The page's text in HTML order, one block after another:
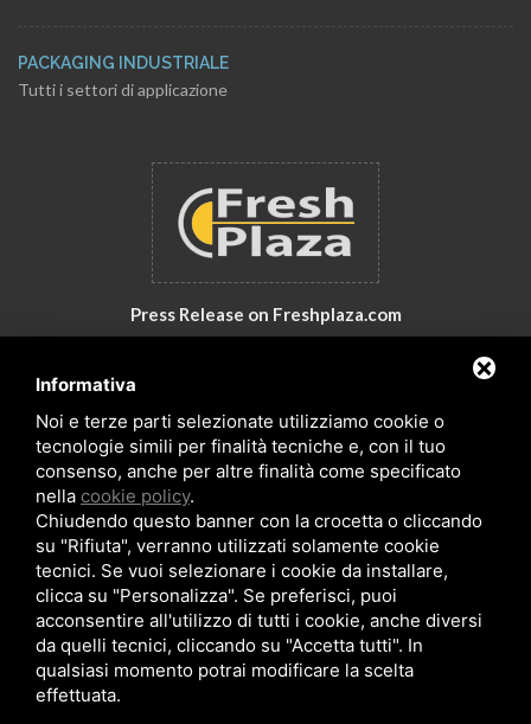
PACKAGING INDUSTRIALE
Tutti i settori di applicazione
Press Release on Freshplaza.com
Copyrights © 2026 All Rights Reserved by GNA Srl
Sitemap / Privacy Policy / Rna trasparenza aiuti
Informativa
Noi e terze parti selezionate utilizziamo cookie o
tecnologie simili per finalità tecniche e, con il tuo
consenso, anche per altre finalità come specificato
nella cookie policy.
Chiudendo questo banner con la crocetta o cliccando
su "Rifiuta", verranno utilizzati solamente cookie
tecnici. Se vuoi selezionare i cookie da installare,
clicca su "Personalizza". Se preferisci, puoi
acconsentire all'utilizzo di tutti i cookie, anche diversi
da quelli tecnici, cliccando su "Accetta tutti". In
qualsiasi momento potrai modificare la scelta
effettuata.